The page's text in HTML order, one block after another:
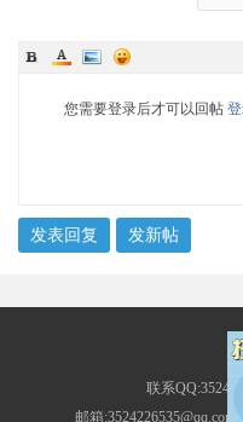
您需要登录后才可以回帖
发表回复 发新帖
联系
邮箱